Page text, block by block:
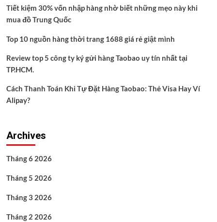
Tiết kiệm 30% vốn nhập hàng nhờ biết những mẹo này khi
mua đồ Trung Quốc
Top 10 nguồn hàng thời trang 1688 giá rẻ giật mình
Review top 5 công ty ký gửi hàng Taobao uy tín nhất tại
TP.HCM.
Cách Thanh Toán Khi Tự Đặt Hàng Taobao: Thẻ Visa Hay Ví
Alipay?
Archives
Tháng 6 2026
Tháng 5 2026
Tháng 3 2026
Tháng 2 2026